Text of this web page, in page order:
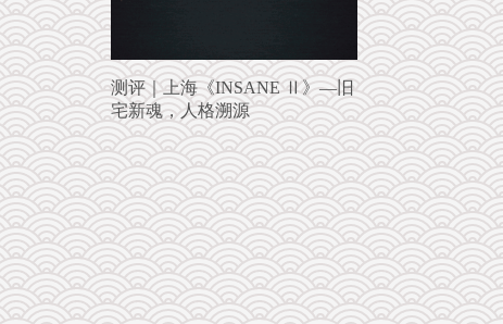
测评｜上海《INSANE Ⅱ》—旧
宅新魂，人格溯源